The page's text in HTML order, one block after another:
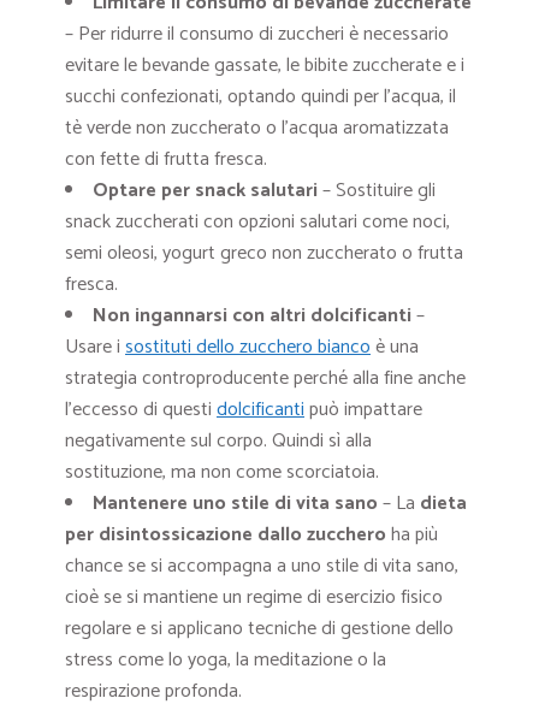
– Per ridurre il consumo di zuccheri è necessario
evitare le bevande gassate, le bibite zuccherate e i
succhi confezionati, optando quindi per l’acqua, il
tè verde non zuccherato o l’acqua aromatizzata
con fette di frutta fresca.
Optare per snack salutari– Sostituire gli
snack zuccherati con opzioni salutari come noci,
semi oleosi, yogurt greco non zuccherato o frutta
fresca.
Non ingannarsi con altri dolcificanti–
Usare isostituti dello zucchero biancoè una
strategia controproducente perché alla fine anche
l’eccesso di questidolcificantipuò impattare
negativamente sul corpo. Quindi sì alla
sostituzione, ma non come scorciatoia.
Mantenere uno stile di vita sano– La dieta
per disintossicazione dallo zuccheroha più
chance se si accompagna a uno stile di vita sano,
cioè se si mantiene un regime di esercizio fisico
regolare e si applicano tecniche di gestione dello
stress come lo yoga, la meditazione o la
respirazione profonda.